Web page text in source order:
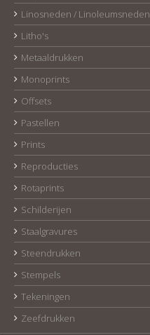
Linosneden / Linoleumsneden
Litho's
Metaaldrukken
Monoprints
Offsets
Pastellen
Prints
Reproducties
Rotaprints
Schilderijen
Staalgravures
Steendrukken
Stempels
Tekeningen
Zeefdrukken